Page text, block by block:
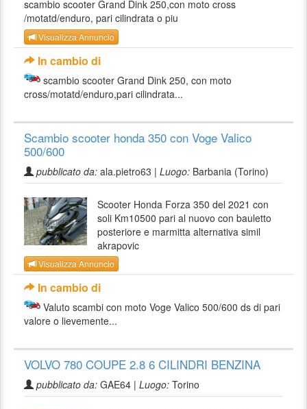
scambio scooter Grand Dink 250,con moto cross
/motatd/enduro, pari cilindrata o piu
Visualizza Annuncio
In cambio di
scambio scooter Grand Dink 250, con moto
cross/motatd/enduro,pari cilindrata...
Scambio scooter honda 350 con Voge Valico
500/600
pubblicato da: ala.pietro63 | Luogo: Barbania (Torino)
Scooter Honda Forza 350 del 2021 con
soli Km10500 pari al nuovo con bauletto
posteriore e marmitta alternativa simil
akrapovic
Visualizza Annuncio
In cambio di
Valuto scambi con moto Voge Valico 500/600 ds di pari
valore o lievemente...
VOLVO 780 COUPE 2.8 6 CILINDRI BENZINA
pubblicato da: GAE64 | Luogo: Torino